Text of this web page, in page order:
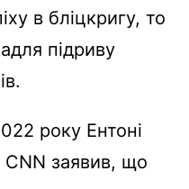
в бліцкригу, то
підриву
року Ентоні
CNN заявив, що